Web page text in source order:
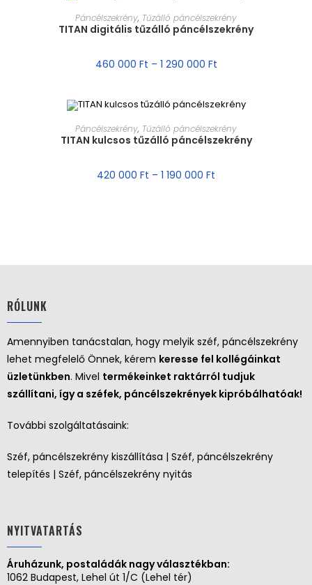
MÉRET VÁLASZTÁSA
Páncélszekrény, Tűzálló páncélszekrény
TITAN digitális tűzálló páncélszekrény
460 000 Ft – 1 290 000 Ft
MÉRET VÁLASZTÁSA
Páncélszekrény, Tűzálló páncélszekrény
TITAN kulcsos tűzálló páncélszekrény
420 000 Ft – 1 190 000 Ft
RÓLUNK
Amennyiben tanácstalan, hogy melyik széf, páncélszekrény
lehet megfelelő Önnek, kérem keresse fel kollégáinkat
üzletünkben. Mivel termékeinket raktárról tudjuk
szállítani, így a széfek, páncélszekrények kipróbálhatóak!
További szolgáltatásaink:
Széf, páncélszekrény kiszállítása | Széf, páncélszekrény
telepítés | Széf, páncélszekrény nyitás
NYITVATARTÁS
Áruházunk, postaládák nagy választékban:
1062 Budapest, Lehel út 1/C (Lehel tér)